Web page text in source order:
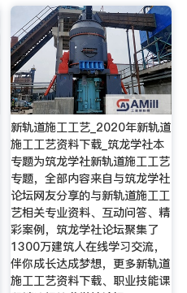
新轨道施工工艺_2020年新轨道
施工工艺资料下载_筑龙学社本
专题为筑龙学社新轨道施工工艺
专题，全部内容来自与筑龙学社
论坛网友分享的与新轨道施工工
艺相关专业资料、互动问答、精
彩案例，筑龙学社论坛聚集了
1300万建筑人在线学习交流，
伴你成长达成梦想，更多新轨道
施工工艺资料下载、职业技能课